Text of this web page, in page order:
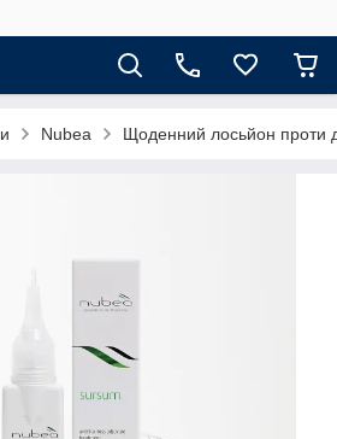
Nubea Щоденний лосьйон проти